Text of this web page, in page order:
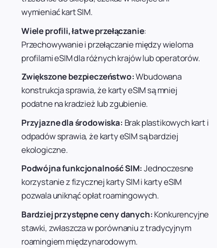
wymieniać kart SIM.
Wiele profili, łatwe przełączanie:
Przechowywanie i przełączanie między wieloma
profilami eSIM dla różnych krajów lub operatorów.
Zwiększone bezpieczeństwo:Wbudowana
konstrukcja sprawia, że karty eSIM są mniej
podatne na kradzież lub zgubienie.
Przyjazne dla środowiska: Brak plastikowych kart i
odpadów sprawia, że karty eSIM są bardziej
ekologiczne.
Podwójna funkcjonalność SIM: Jednoczesne
korzystanie z fizycznej karty SIM i karty eSIM
pozwala uniknąć opłat roamingowych.
Bardziej przystępne ceny danych: Konkurencyjne
stawki, zwłaszcza w porównaniu z tradycyjnym
roamingiem międzynarodowym.